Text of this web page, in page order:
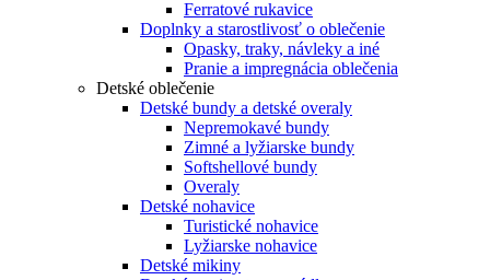
Ferratové rukavice
Doplnky a starostlivosť o oblečenie
Opasky, traky, návleky a iné
Pranie a impregnácia oblečenia
Detské oblečenie
Detské bundy a detské overaly
Nepremokavé bundy
Zimné a lyžiarske bundy
Softshellové bundy
Overaly
Detské nohavice
Turistické nohavice
Lyžiarske nohavice
Detské mikiny